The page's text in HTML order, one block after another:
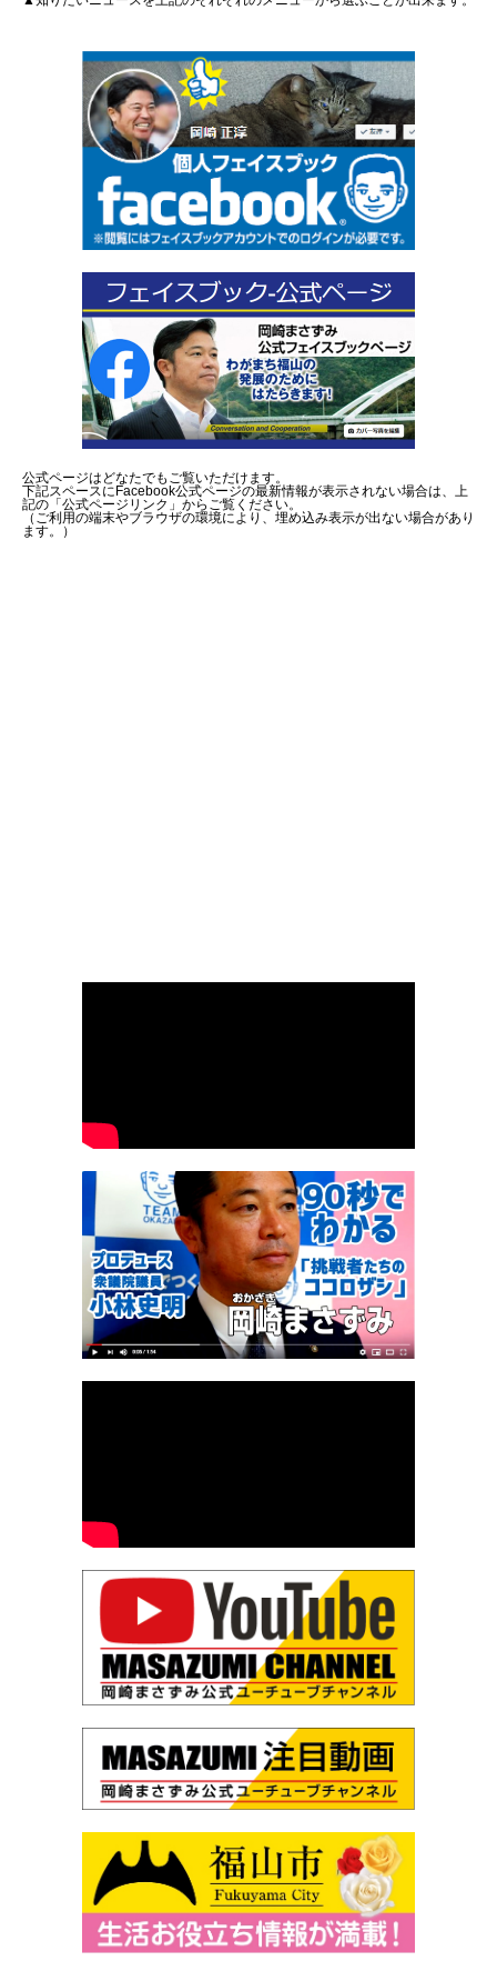
公式ページはどなたでもご覧いただけます。
下記スペースにFacebook公式ページの最新情報が表示されない場合は、上
記の「公式ページリンク」からご覧ください。
（ご利用の端末やブラウザの環境により、埋め込み表示が出ない場合があり
ます。）